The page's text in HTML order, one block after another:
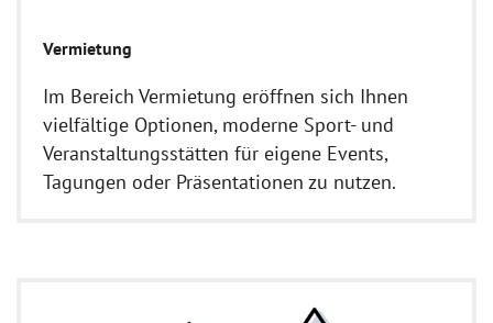
Vermietung
Im Bereich Vermietung eröffnen sich Ihnen
vielfältige Optionen, moderne Sport- und
Veranstaltungsstätten für eigene Events,
Tagungen oder Präsentationen zu nutzen.